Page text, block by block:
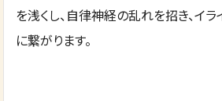
を浅くし、自律神経の乱れを招き、イ
に繋がります。